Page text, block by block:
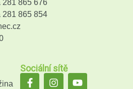
281 865 676
281 865 854
Sociální sítě